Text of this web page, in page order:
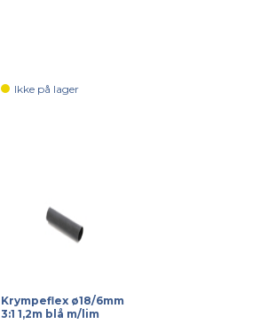
Ikke på lager
Krympeflex ø18/6mm
3:1 1,2m blå m/lim